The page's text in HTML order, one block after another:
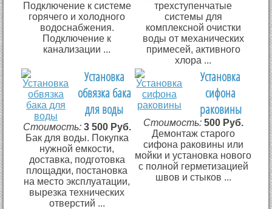
Подключение к системе
горячего и холодного
водоснабжения.
Подключение к
канализации ...
трехступенчатые
системы для
комплексной очистки
воды от механических
примесей, активного
хлора ...
Установка
обвязка бака
для воды
Стоимость: 3 500 Руб.
Бак для воды. Покупка
нужной емкости,
доставка, подготовка
площадки, постановка
на место эксплуатации,
вырезка технических
отверстий ...
Установка
сифона
раковины
Стоимость: 500 Руб.
Демонтаж старого
сифона раковины или
мойки и установка нового
с полной герметизацией
швов и стыков ...